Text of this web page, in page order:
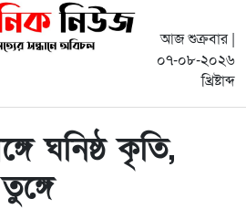
আজ শুক্রবার |
০৭-০৮-২০২৬
খ্রিষ্টাব্দ
ঘনিষ্ঠ কৃতি,